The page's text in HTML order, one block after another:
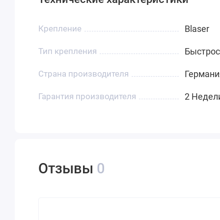
Крепление Blaser
Тип крепления
Страна производителя
Гарантия производителя 2
Отзывы 0